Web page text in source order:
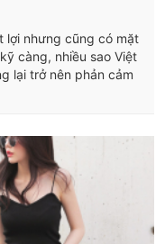
lợi nhưng cũng có mặt
càng, nhiều sao Việt
lại trở nên phản cảm